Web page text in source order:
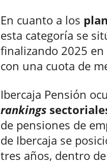
En cuanto a los
esta categoría se
finalizando 2025
con una cuota de
Ibercaja Pensión
rankings
de pensiones de
de Ibercaja se
tres años, dentro